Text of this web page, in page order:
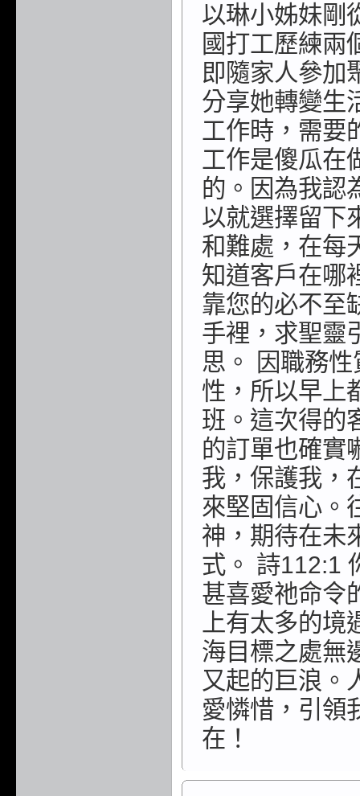
以琳小姊妹剛
國打工歷練兩
即隨家人參加
分享她轉變生
工作時，需要
工作是傻瓜在
的。因為我認
以就選擇留下
和難處，在每
知道客戶在哪
靠您的必不至
手裡，求聖靈
思。 因職務
性，所以早上
班。這次得的
的訂單也確實
我，保護我，
來堅固信心。
神，期待在未
式。 詩112:1
甚喜愛祂命令
上有太多的
海目標之處無
又起的巨浪。
愛憐惜，引領
在！